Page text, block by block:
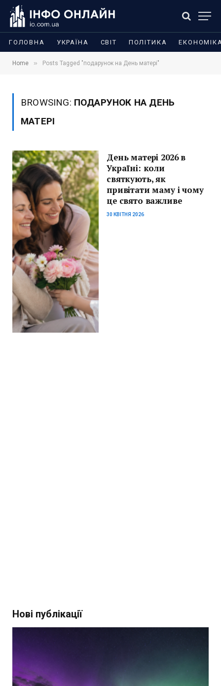
ГОЛОВНА УКРАЇНА СВІТ ПОЛІТИКА
Home » Posts Tagged "подарунок на День матері"
BROWSING: ПОДАРУНОК НА ДЕНЬ
МАТЕРІ
День матері 2026 в
Україні: коли
святкують, як
привітати маму і чому
це свято важливе
30 КВІТНЯ 2026
Нові публікації